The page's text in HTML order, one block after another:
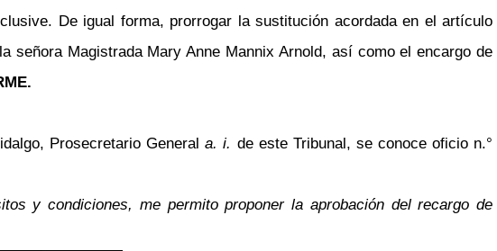
De igual forma, prorrogar la sustitución acordada en el artículo
señora Magistrada Mary Anne Mannix Arnold, así como el encargo de
Prosecretario Generala. i. de este Tribunal, se conoce oficio n.°
y condiciones, me permito proponer la aprobación del recargo de